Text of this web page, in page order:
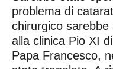
problema di
chirurgico
alla clinica Pio XI
Papa Francesco,